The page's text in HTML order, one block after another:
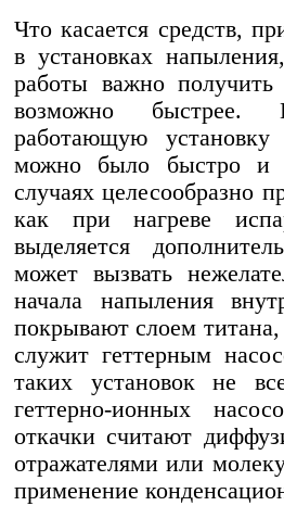
Что касается средств,
в установках
работы важно получить
возможно быстрее.
работающую
можно было быстро и
случаях целесообразно
как при нагреве
выделяется
может вызвать
начала напыления
покрывают слоем
служит геттерным
таких установок не
геттерно-ионных
откачки считают
отражателями или
применение